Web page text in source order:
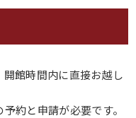
館時間内に直接お越し
予約と申請が必要です。